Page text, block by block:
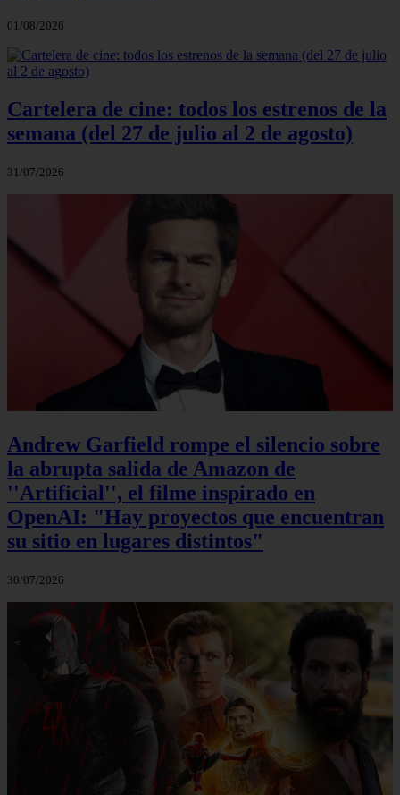
01/08/2026
Cartelera de cine: todos los estrenos de la
semana (del 27 de julio al 2 de agosto)
31/07/2026
Andrew Garfield rompe el silencio sobre
la abrupta salida de Amazon de
''Artificial'', el filme inspirado en
OpenAI: "Hay proyectos que encuentran
su sitio en lugares distintos"
30/07/2026